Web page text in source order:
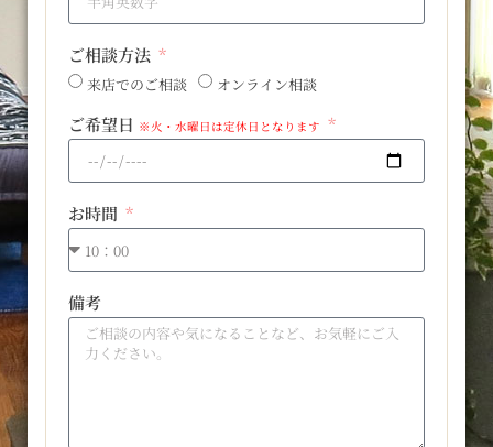
ご相談方法
来店でのご相談 オンライン相談
ご希望日 ※火・水曜日は定休日となります
お時間
備考